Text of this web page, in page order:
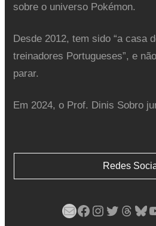
sobre o universo Pokémon.
Desde 2012, tem sido “a casa
treinadores Portugueses”, e
parar.
Em 2024, o Prof. Dinis Sobro
Redes
Mail Facebook Instagram Twitter Threads Bluesky YouTube